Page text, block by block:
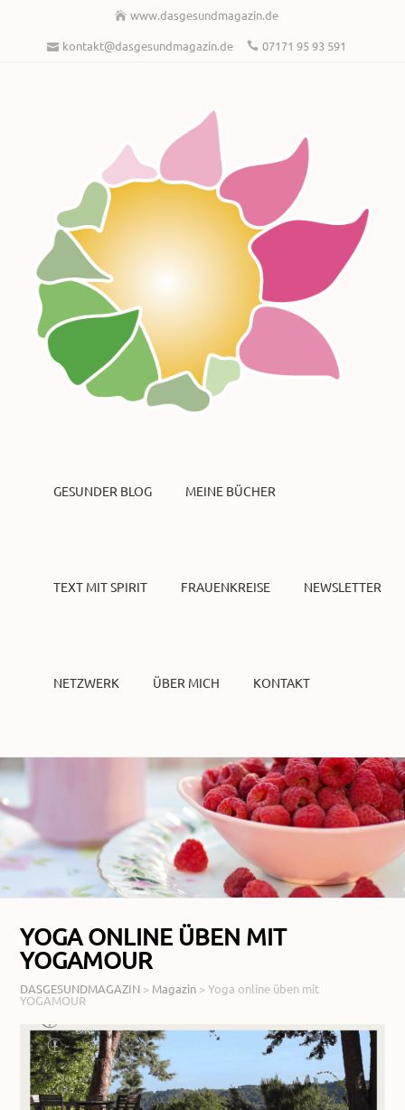
www.dasgesundmagazin.de
kontakt@dasgesundmagazin.de
07171 95 93 591
GESUNDER BLOG MEINE BÜCHER
TEXT MIT SPIRIT FRAUENKREISE NEWSLETTER
NETZWERK ÜBER MICH KONTAKT
YOGA ONLINE ÜBEN MIT
YOGAMOUR
DASGESUNDMAGAZIN > Magazin >Yoga online üben mit
YOGAMOUR